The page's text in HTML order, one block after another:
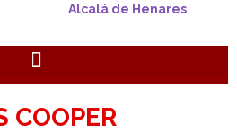
Alcalá de Henares
COOPER